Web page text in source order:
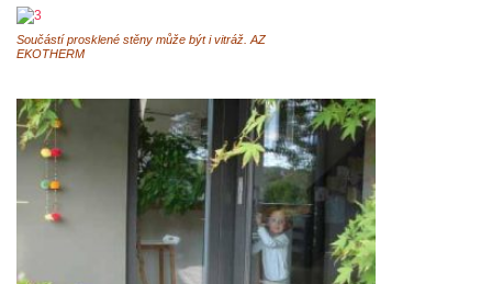
Součástí prosklené stěny může být i vitráž. AZ
EKOTHERM